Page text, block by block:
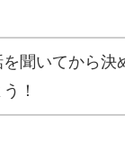
聞いてから
！